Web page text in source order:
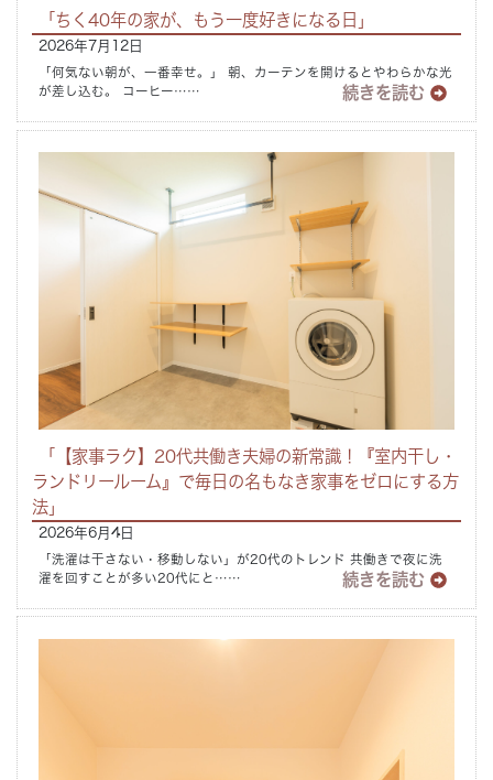
Concept コンセプト
「ちく40年の家が、もう一度好きになる日」
2026年7月12日
「何気ない朝が、一番幸せ。」 朝、カーテンを開けるとやわらかな光
が差し込む。 コーヒー……
続きを読む
「【家事ラク】20代共働き夫婦の新常識！『室内干し・
ランドリールーム』で毎日の名もなき家事をゼロにする方
法」
2026年6月4日
「洗濯は干さない・移動しない」が20代のトレンド 共働きで夜に洗
濯を回すことが多い20代にと……
続きを読む